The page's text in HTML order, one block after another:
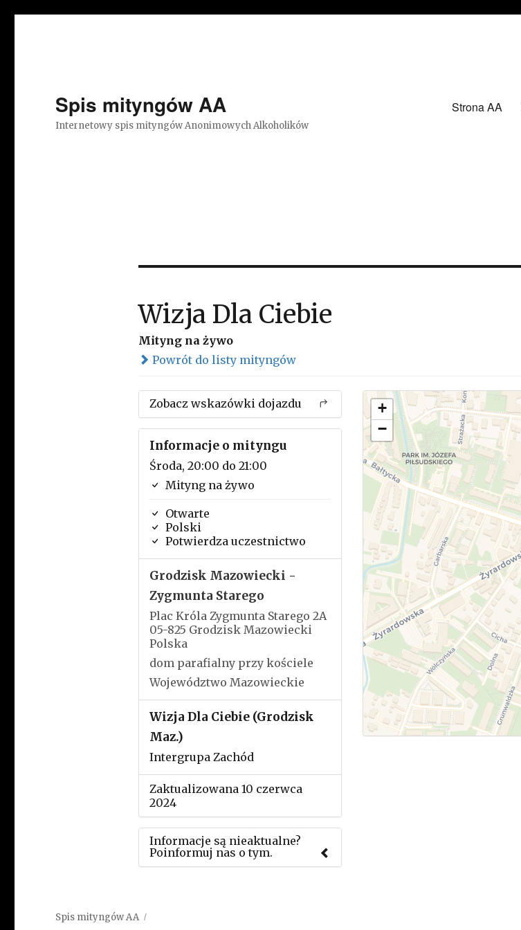
Spis mityngów AA
Internetowy spis mityngów Anonimowych Alkoholików
Strona AA
Wizja Dla Ciebie
Mityng na żywo
Powrót do listy mityngów
Zobacz wskazówki dojazdu
Informacje o mityngu
Środa, 20:00 do 21:00
Mityng na żywo
Otwarte
Polski
Potwierdza uczestnictwo
Grodzisk Mazowiecki -
Zygmunta Starego
Plac Króla Zygmunta Starego 2A
05-825 Grodzisk Mazowiecki
Polska
dom parafialny przy kościele
Województwo Mazowieckie
Wizja Dla Ciebie (Grodzisk
Maz.)
Intergrupa Zachód
Zaktualizowana 10 czerwca
2024
Informacje są nieaktualne?
Poinformuj nas o tym.
+
−
Spis mityngów AA